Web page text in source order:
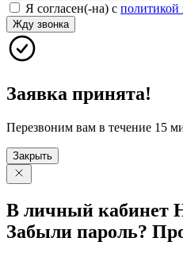
Я согласен(-на) с политикой
Жду звонка
Заявка принята!
Перезвоним вам в течение 15
Закрыть
В личный кабинет
Забыли пароль?